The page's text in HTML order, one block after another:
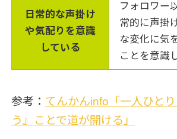
日常的な声掛け
や気配りを意識
している
フォロワー
常的に声掛
な変化に気
ことを意識
参考： てんかんinfo「一人ひと
う』ことで道が開ける」